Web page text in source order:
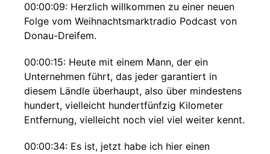
00:00:09: Herzlich willkommen zu einer neuen
Folge vom Weihnachtsmarktradio Podcast von
Donau-Dreifem.
00:00:15: Heute mit einem Mann, der ein
Unternehmen führt, das jeder garantiert in
diesem Ländle überhaupt, also über mindestens
hundert, vielleicht hundertfünfzig Kilometer
Entfernung, vielleicht noch viel viel weiter kennt.
00:00:34: Es ist, jetzt habe ich hier einen